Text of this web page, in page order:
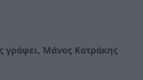
γράφει, Μάνος Κατράκης